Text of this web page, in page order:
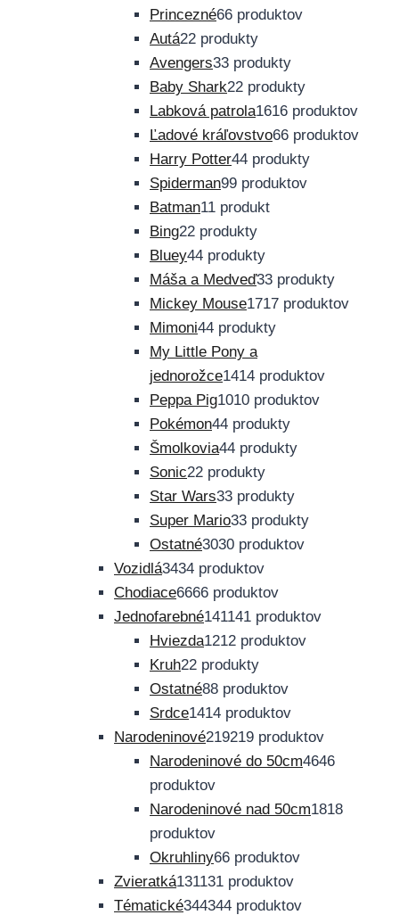
Princezné66 produktov
Autá22 produkty
Avengers33 produkty
Baby Shark22 produkty
Labková patrola1616 produktov
Ľadové kráľovstvo66 produktov
Harry Potter44 produkty
Spiderman99 produktov
Batman11 produkt
Bing22 produkty
Bluey44 produkty
Máša a Medveď33 produkty
Mickey Mouse1717 produktov
Mimoni44 produkty
My Little Pony a
jednorožce1414 produktov
Peppa Pig1010 produktov
Pokémon44 produkty
Šmolkovia44 produkty
Sonic22 produkty
Star Wars33 produkty
Super Mario33 produkty
Ostatné3030 produktov
Vozidlá3434 produktov
Chodiace6666 produktov
Jednofarebné141141 produktov
Hviezda1212 produktov
Kruh22 produkty
Ostatné88 produktov
Srdce1414 produktov
Narodeninové219219 produktov
Narodeninové do 50cm4646
produktov
Narodeninové nad 50cm1818
produktov
Okruhliny66 produktov
Zvieratká131131 produktov
Tématické344344 produktov